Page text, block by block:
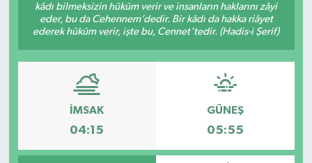
kâdı bilmeksizin hüküm verir ve insanların haklarını zâyi
eder, bu da Cehennem’dedir. Bir kâdı da hakka riâyet
ederek hüküm verir, işte bu, Cennet’tedir. (Hadis-i Şerif)
İMSAK
04:15
GÜNEŞ
05:55